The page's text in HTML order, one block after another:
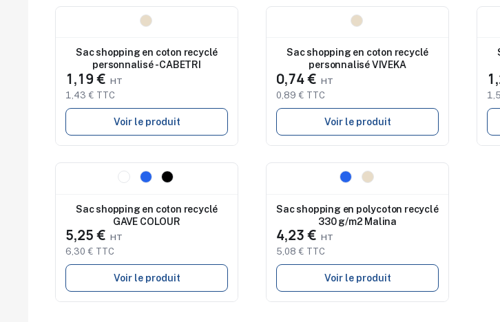
Sac shopping en coton recyclé
personnalisé - CABETRI
1,19 €
1,43 € TTC
Voir le produit
Sac shopping en coton recyclé
personnalisé VIVEKA
0,74 €
0,89 € TTC
Voir le produit
Sac shopping en coton recyclé
GAVE COLOUR
5,25 €
6,30 € TTC
Voir le produit
Sac shopping en polycoton recyclé
330 g/m2 Malina
4,23 €
5,08 € TTC
Voir le produit